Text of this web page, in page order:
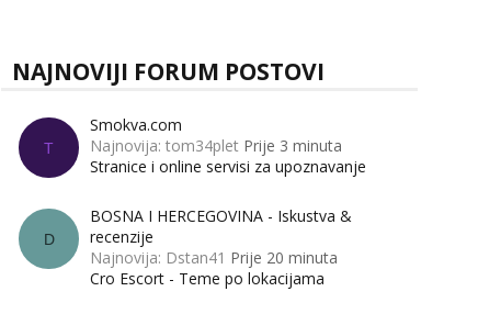
NAJNOVIJI FORUM POSTOVI
T
Smokva.com
Najnovija: tom34plet Prije 3 minuta
Stranice i online servisi za upoznavanje
D
BOSNA I HERCEGOVINA - Iskustva &
recenzije
Najnovija: Dstan41 Prije 20 minuta
Cro Escort - Teme po lokacijama